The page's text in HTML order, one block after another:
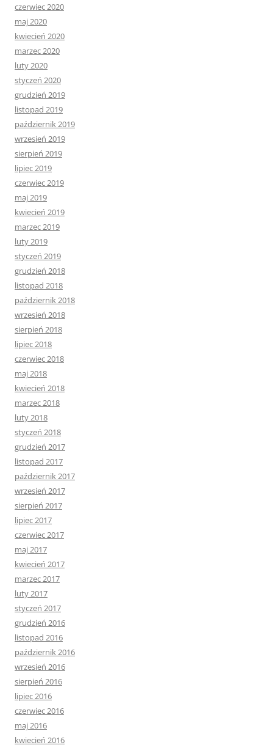
czerwiec 2020
maj 2020
kwiecień 2020
marzec 2020
luty 2020
styczeń 2020
grudzień 2019
listopad 2019
październik 2019
wrzesień 2019
sierpień 2019
lipiec 2019
czerwiec 2019
maj 2019
kwiecień 2019
marzec 2019
luty 2019
styczeń 2019
grudzień 2018
listopad 2018
październik 2018
wrzesień 2018
sierpień 2018
lipiec 2018
czerwiec 2018
maj 2018
kwiecień 2018
marzec 2018
luty 2018
styczeń 2018
grudzień 2017
listopad 2017
październik 2017
wrzesień 2017
sierpień 2017
lipiec 2017
czerwiec 2017
maj 2017
kwiecień 2017
marzec 2017
luty 2017
styczeń 2017
grudzień 2016
listopad 2016
październik 2016
wrzesień 2016
sierpień 2016
lipiec 2016
czerwiec 2016
maj 2016
kwiecień 2016